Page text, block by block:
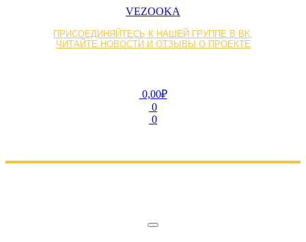
VEZOOKA
ПРИСОЕДИНЯЙТЕСЬ К НАШЕЙ ГРУППЕ В ВК,
ЧИТАЙТЕ НОВОСТИ И ОТЗЫВЫ О ПРОЕКТЕ
0,00₽
0
0